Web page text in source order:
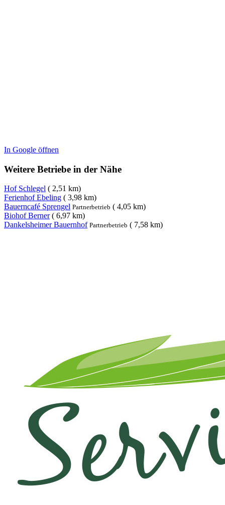
In Google öffnen
Weitere Betriebe in der Nähe
Hof Schlegel ( 2,51 km)
Ferienhof Ebeling ( 3,98 km)
Bauerncafé Sprengel Partnerbetrieb ( 4,05 km)
Biohof Berner( 6,97 km)
Dankelsheimer Bauernhof Partnerbetrieb ( 7,58 km)